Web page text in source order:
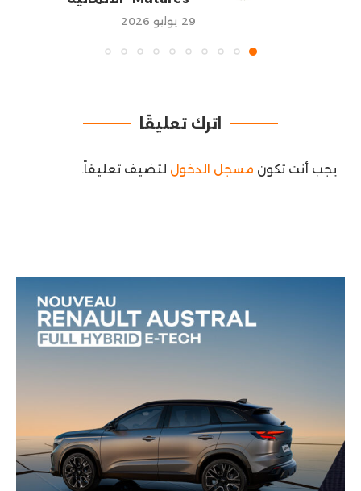
29 يوليو 2026
اترك تعليقًا
يجب أنت تكون مسجل الدخول لتضيف تعليقاً.